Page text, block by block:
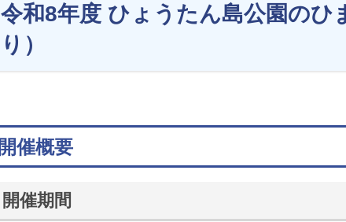
令和8年度 ひょうたん島公園のひ
り）
開催概要
開催期間